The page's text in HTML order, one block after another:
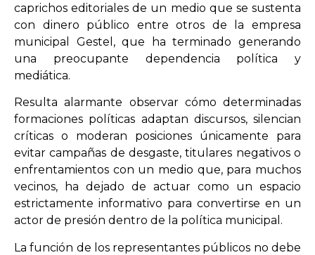
caprichos editoriales de un medio que se sustenta
con dinero público entre otros de la empresa
municipal Gestel, que ha terminado generando
una preocupante dependencia política y
mediática.
Resulta alarmante observar cómo determinadas
formaciones políticas adaptan discursos, silencian
críticas o moderan posiciones únicamente para
evitar campañas de desgaste, titulares negativos o
enfrentamientos con un medio que, para muchos
vecinos, ha dejado de actuar como un espacio
estrictamente informativo para convertirse en un
actor de presión dentro de la política municipal.
La función de los representantes públicos no debe